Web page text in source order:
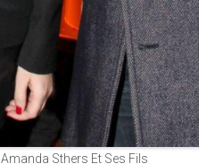
Amanda Sthers Et Ses Fils